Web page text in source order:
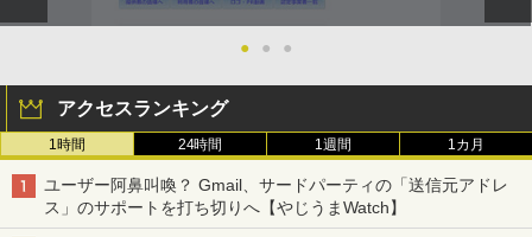
● ● ●
アクセスランキング
1時間 24時間 1週間 1カ月
ユーザー阿鼻叫喚？ Gmail、サードパーティの「送信元アドレ
ス」のサポートを打ち切りへ【やじうまWatch】